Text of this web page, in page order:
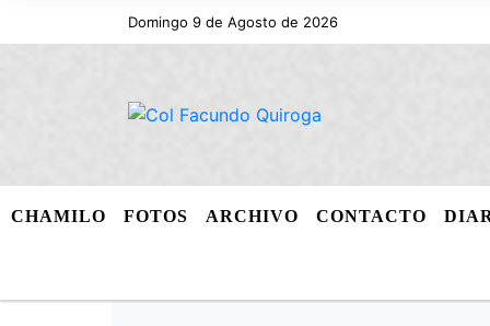
Domingo 9 de Agosto de 2026
CHAMILO FOTOS ARCHIVO CONTACTO